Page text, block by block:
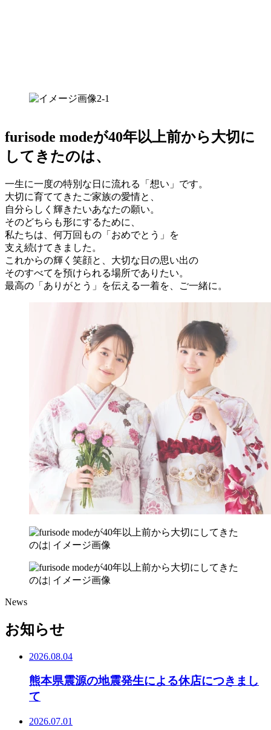
furisode modeが40年以上前から大切に
してきたのは、
一生に一度の特別な日に流れる「想い」です。
大切に育ててきたご家族の愛情と、
自分らしく輝きたいあなたの願い。
そのどちらも形にするために、
私たちは、何万回もの「おめでとう」を
支え続けてきました。
これからの輝く笑顔と、大切な日の思い出の
そのすべてを預けられる場所でありたい。
最高の「ありがとう」を伝える一着を、ご一緒に。
News
お知らせ
2026.08.04
熊本県震源の地震発生による休店につきまし
て
2026.07.01